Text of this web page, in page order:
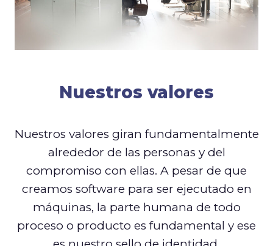
Nuestros valores
Nuestros valores giran fundamentalmente
alrededor de las personas y del
compromiso con ellas. A pesar de que
creamos software para ser ejecutado en
máquinas, la parte humana de todo
proceso o producto es fundamental y ese